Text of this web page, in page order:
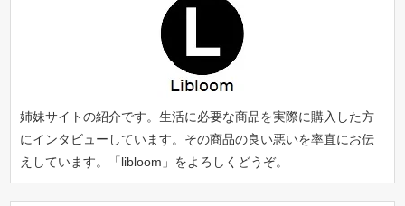
姉妹サイトの紹介です。生活に必要な商品を実際に購入した方
にインタビューしています。その商品の良い悪いを率直にお伝
えしています。「libloom 」をよろしくどうぞ。